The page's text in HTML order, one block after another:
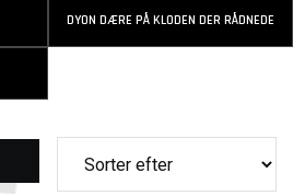
DYON DÆRE PÅ KLODEN DER RÅDNEDE